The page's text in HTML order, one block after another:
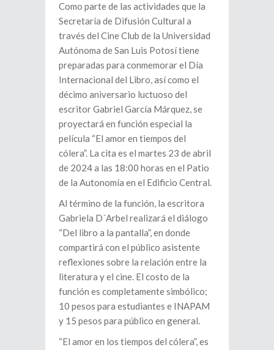
Como parte de las actividades que la
Secretaría de Difusión Cultural a
través del Cine Club de la Universidad
Autónoma de San Luis Potosí tiene
preparadas para conmemorar el Día
Internacional del Libro, así como el
décimo aniversario luctuoso del
escritor Gabriel García Márquez, se
proyectará en función especial la
película “El amor en tiempos del
cólera”. La cita es el martes 23 de abril
de 2024 a las 18:00 horas en el Patio
de la Autonomía en el Edificio Central.
Al término de la función, la escritora
Gabriela D´Arbel realizará el diálogo
“Del libro a la pantalla”, en donde
compartirá con el público asistente
reflexiones sobre la relación entre la
literatura y el cine. El costo de la
función es completamente simbólico;
10 pesos para estudiantes e INAPAM
y 15 pesos para público en general.
“El amor en los tiempos del cólera”, es